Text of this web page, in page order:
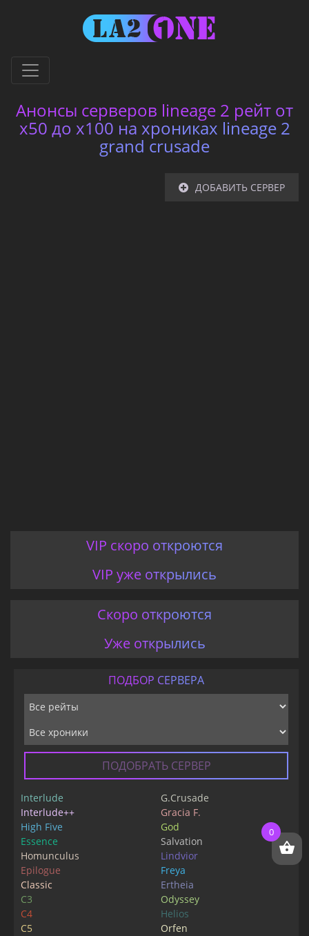
Анонсы серверов lineage 2 рейт от
x50 до x100 на хрониках lineage 2
grand crusade
ДОБАВИТЬ СЕРВЕР
VIP скоро откроются
VIP уже открылись
Скоро откроются
Уже открылись
ПОДБОР СЕРВЕРА
ПОДОБРАТЬ СЕРВЕР
Interlude
Interlude++
High Five
Essence
Homunculus
Epilogue
Classic
C3
C4
C5
G.Crusade
Gracia F.
God
Salvation
Lindvior
Freya
Ertheia
Odyssey
Helios
Orfen
0